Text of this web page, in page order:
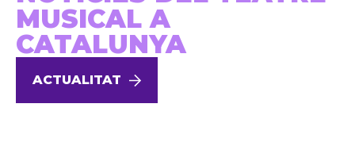
MUSICAL A
CATALUNYA
ACTUALITAT